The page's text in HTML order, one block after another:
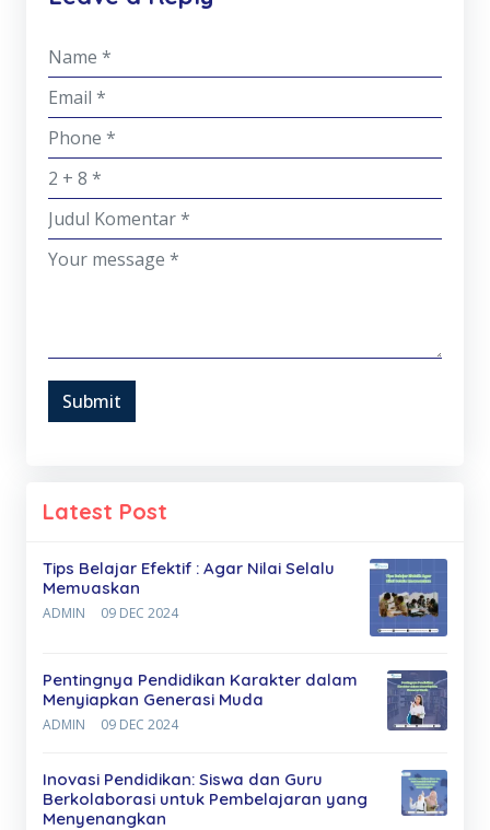
Submit
Latest Post
Tips Belajar Efektif : Agar Nilai Selalu
Memuaskan
ADMIN 09 DEC 2024
Pentingnya Pendidikan Karakter dalam
Menyiapkan Generasi Muda
ADMIN 09 DEC 2024
Inovasi Pendidikan: Siswa dan Guru
Berkolaborasi untuk Pembelajaran yang
Menyenangkan